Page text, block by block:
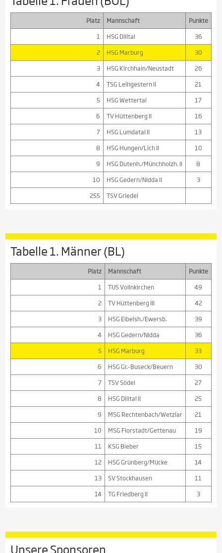
Platz Mannschaft
Punkte
1
HSG Dilltal
36
2
HSG Marburg
30
3
HSG Kirchhain/Neustadt
26
4
TSG Leihgestern II
21
5
HSG Wettertal
17
6
TV Hüttenberg II
16
7
HSG Lumdatal II
13
8
HSG Hungen/Lich II
10
9
HSG Dutenh./Münchholzh. II
8
10
HSG Gedern/Nidda II
3
255
TSV Griedel
Tabelle 1. Männer (BL)
Platz Mannschaft
Punkte
1
TUS Vollnkirchen
49
2
TV Hüttenberg III
42
3
HSG Eibelsh./Ewersb.
39
4
HSG Gedern/Nidda
36
5
HSG Marburg
33
6
HSG Gr.-Buseck/Beuern
30
7
TSV Södel
27
8
HSG Dilltal II
25
9
MSG Rechtenbach/Wetzlar
21
10
MSG Florstadt/Gettenau
19
11
KSG Bieber
15
12
HSG Grünberg/Mücke
14
13
SV Stockhausen
11
14
TG Friedberg II 3
Unsere Sponsoren